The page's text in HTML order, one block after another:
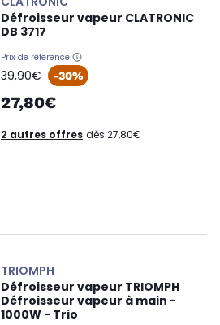
Défroisseur vapeur CLATRONIC
DB 3717
Prix de référence
oldPrice
39,90€ -30%
27,80€
2 autres offres dès 27,80€
TRIOMPH
Défroisseur vapeur TRIOMPH
Défroisseur vapeur à main -
1000W - Trio